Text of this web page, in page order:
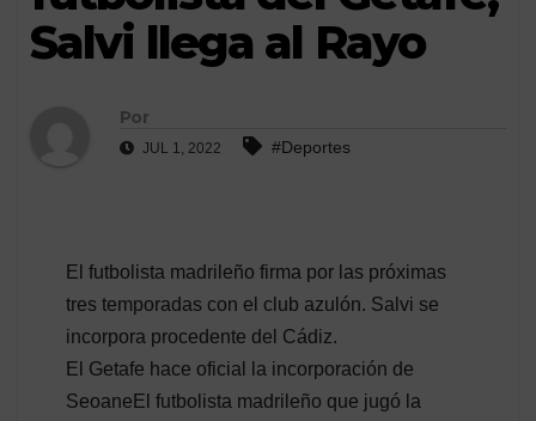
Salvi llega al Rayo
Por
JUL 1, 2022 #Deportes
El futbolista madrileño firma por las próximas
tres temporadas con el club azulón. Salvi se
incorpora procedente del Cádiz.
El Getafe hace oficial la incorporación de
SeoaneEl futbolista madrileño que jugó la